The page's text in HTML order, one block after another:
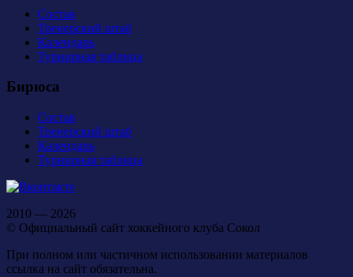
Состав
Тренерский штаб
Календарь
Турнирная таблица
Бирюса
Состав
Тренерский штаб
Календарь
Турнирная таблица
2010 — 2026
© Официальный сайт хоккейного клуба Сокол
При полном или частичном использовании материалов
ссылка на сайт обязательна.